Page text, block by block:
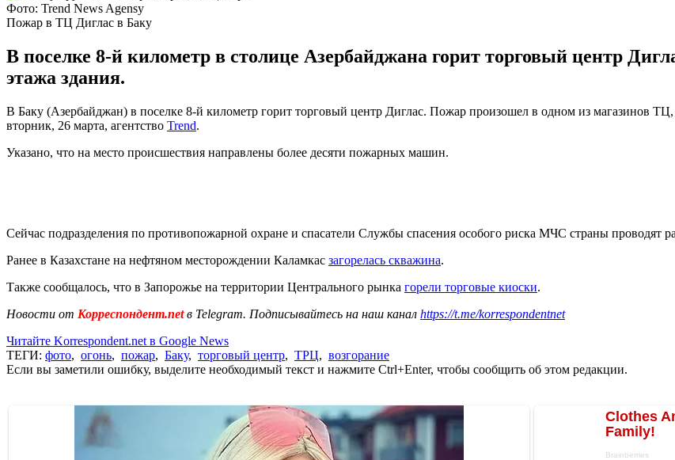
Фото: Trend News Agensy
Пожар в ТЦ Диглас в Баку
В поселке 8-й километр в столице Азербайджана горит торговый центр
этажа здания.
В Баку (Азербайджан) в поселке 8-й километр горит торговый центр Диглас. Пожар произошел в одном из магазинов ТЦ,
вторник, 26 марта, агентство Trend.
Указано, что на место происшествия направлены более десяти пожарных машин.
Сейчас подразделения по противопожарной охране и спасатели Службы спасения особого риска МЧС страны
Ранее в Казахстане на нефтяном месторождении Каламкас загорелась скважина.
Также сообщалось, что в Запорожье на территории Центрального рынка горели торговые киоски.
Новости от Корреспондент.netв Telegram. Подписывайтесь на наш канал https://t.me/korrespondentnet
Читайте Korrespondent.net в Google News
ТЕГИ: фото, огонь, пожар, Баку, торговый центр, ТРЦ, возгорание
Если вы заметили ошибку, выделите необходимый текст и нажмите Ctrl+Enter, чтобы сообщить об этом редакции.